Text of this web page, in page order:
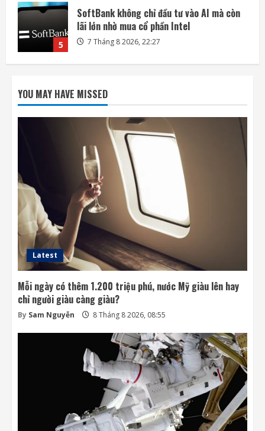
1
Mỗi ngày có thêm 1.200 triệu phú, nước
Mỹ giàu lên hay chỉ người giàu càng giàu?
8 Tháng 8 2026, 08:55
2
để nâng cấp hệ thống điện ISS
8 Tháng 8 2026, 08:47
Đến lượt mô hình AI của Moonshot thoát
khỏi môi trường thử nghiệm
8 Tháng 8 2026, 07:58
4
Khai thác điện từ đất ở Nhật Bản: giấc mơ
lớn từ ánh sáng nhỏ
8 Tháng 8 2026, 07:52
YOU MAY HAVE MISSED
Latest
Mỗi ngày có thêm 1.200 triệu phú, nước Mỹ giàu lên hay
chỉ người giàu càng giàu?
By Sam Nguyễn 8 Tháng 8 2026, 08:55